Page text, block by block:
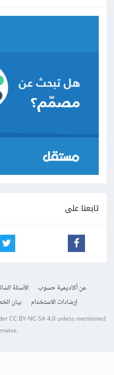
تابعنا على
عن أكاديمية حسوب الأسئلة
إرشادات الاستخدام
بيان
CC BY-NC-SA 4.0unless mentioned